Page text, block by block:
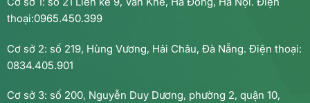
thoại:0965.450.399
Cơ sở 2: số 219, Hùng Vương, Hải Châu, Đà Nẵng. Điện thoại:
0834.405.901
Cơ sở 3: số 200, Nguyễn Duy Dương, phường 2, quận 10,